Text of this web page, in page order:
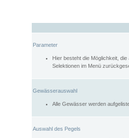
Parameter
Hier besteht die Möglichkeit,
Selektionen im Menü
Gewässerauswahl
Alle Gewässer werden
Auswahl des Pegels